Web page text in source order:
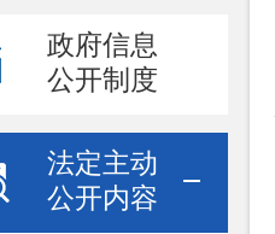
政府信息
公开制度
法定主动
公开内容